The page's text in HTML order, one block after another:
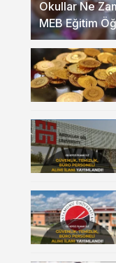
Okullar Ne
MEB Eğitim